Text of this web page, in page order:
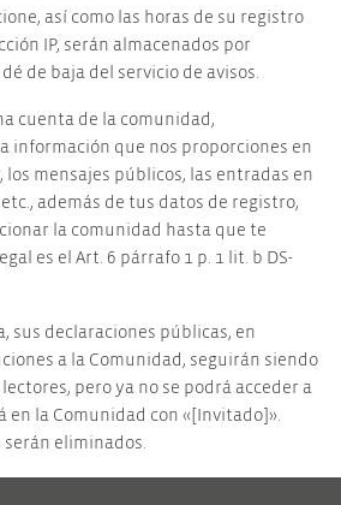
así como las horas de su registro
IP, serán almacenados por
de baja del servicio de avisos.
cuenta de la comunidad,
información que nos proporciones en
los mensajes públicos, las entradas en
además de tus datos de registro,
la comunidad hasta que te
es el Art. 6 párrafo 1 p. 1 lit. b DS-
sus declaraciones públicas, en
a la Comunidad, seguirán siendo
pero ya no se podrá acceder a
en la Comunidad con «[Invitado]».
serán eliminados.